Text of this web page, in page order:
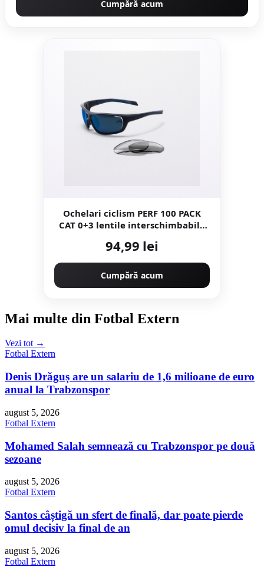
Cumpără acum
Ochelari ciclism PERF 100 PACK
CAT 0+3 lentile interschimbabile
94,99 lei
Cumpără acum
Mai multe din Fotbal Extern
Vezi tot →
Fotbal Extern
Denis Drăguș are un salariu de 1,6 milioane de euro
anual la Trabzonspor
august 5, 2026
Fotbal Extern
Mohamed Salah semnează cu Trabzonspor pe două
sezoane
august 5, 2026
Fotbal Extern
Santos câștigă un sfert de finală, dar poate pierde
omul decisiv la final de an
august 5, 2026
Fotbal Extern